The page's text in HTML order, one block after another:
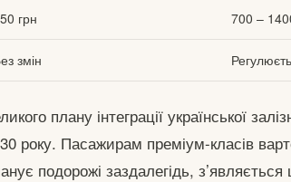
грн 700 –
змін
плану інтеграції української
року. Пасажирам преміум-класів
подорожі заздалегідь,